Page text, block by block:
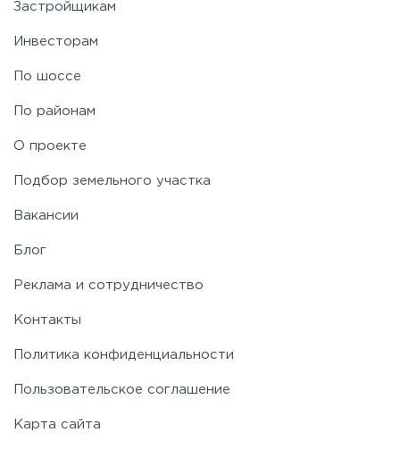
Застройщикам
Инвесторам
По шоссе
По районам
О проекте
Подбор земельного участка
Вакансии
Блог
Реклама и сотрудничество
Контакты
Политика конфиденциальности
Пользовательское соглашение
Карта сайта